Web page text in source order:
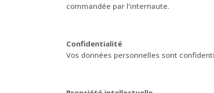
commandée par l’internaute.
Confidentialité
Vos données personnelles sont